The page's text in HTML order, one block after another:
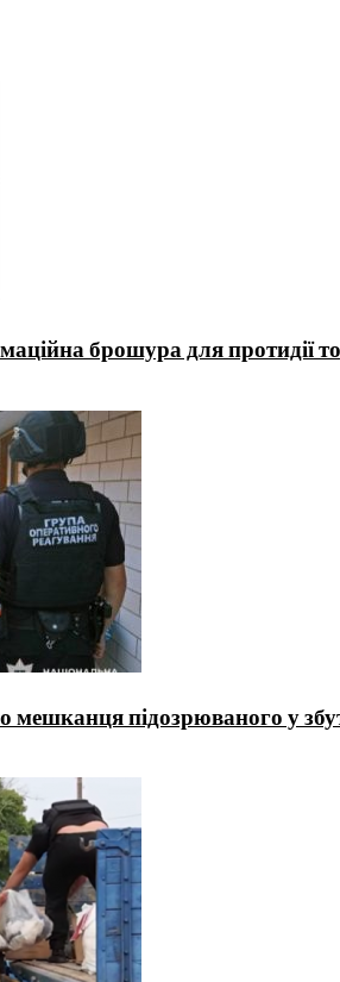
брошура для протидії
підозрюваного у